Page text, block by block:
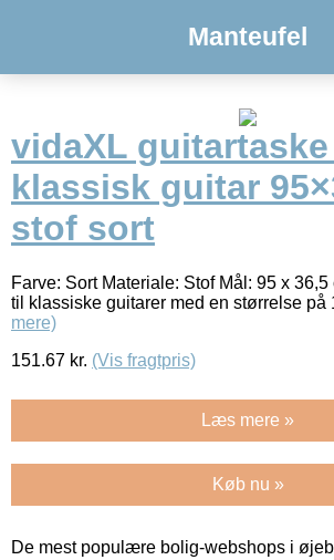
Manteufel
vidaXL
klassisk guitar
stof sort
Farve: Sort Materiale: Stof Mål: 95 x
til klassiske guitarer med en størrelse på
mere)
151.67 kr. (Vis fragtpris)
Læs mere »
Køb nu »
De mest populære bolig-webshops i